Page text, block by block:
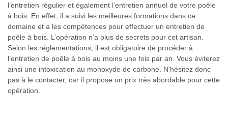
l’entretien régulier et également l’entretien annuel de votre poêle
à bois. En effet, il a suivi les meilleures formations dans ce
domaine et a les compétences pour effectuer un entretien de
poêle à bois. L’opération n’a plus de secrets pour cet artisan.
Selon les réglementations, il est obligatoire de procéder à
l’entretien de poêle à bois au moins une fois par an. Vous éviterez
ainsi une intoxication au monoxyde de carbone. N’hésitez donc
pas à le contacter, car il propose un prix très abordable pour cette
opération.